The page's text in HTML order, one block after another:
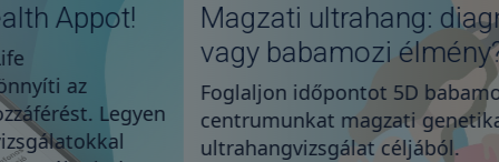
Magzati ultrahang: diagnosztika
vagy babamozi élmény?
Foglaljon időpontot 5D babamozira vagy keresse
centrumunkat magzati genetikai
ultrahangvizsgálat céljából.